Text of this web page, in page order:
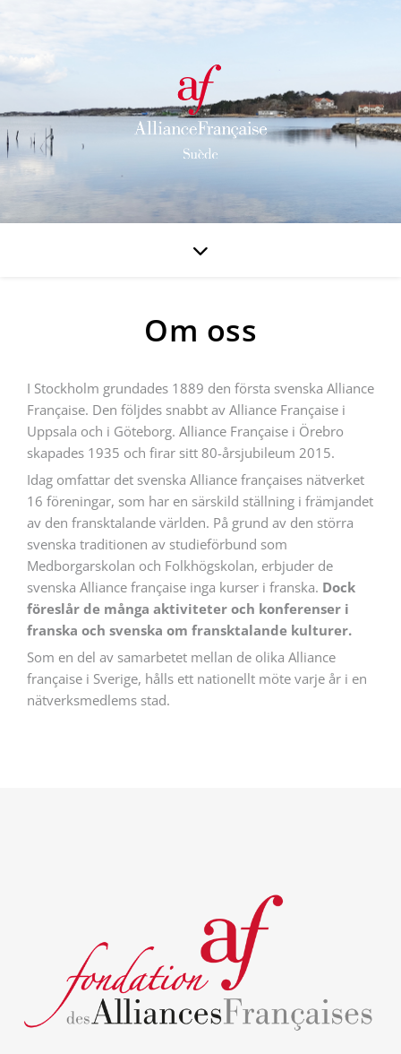
Om oss
I Stockholm grundades 1889 den första svenska Alliance
Française. Den följdes snabbt av Alliance Française i
Uppsala och i Göteborg. Alliance Française i Örebro
skapades 1935 och firar sitt 80-årsjubileum 2015.
Idag omfattar det svenska Alliance françaises nätverket
16 föreningar, som har en särskild ställning i främjandet
av den fransktalande världen. På grund av den störra
svenska traditionen av studieförbund som
Medborgarskolan och Folkhögskolan, erbjuder de
svenska Alliance française inga kurser i franska. Dock
föreslår de många aktiviteter och konferenser i
franska och svenska om fransktalande kulturer.
Som en del av samarbetet mellan de olika Alliance
française i Sverige, hålls ett nationellt möte varje år i en
nätverksmedlems stad.